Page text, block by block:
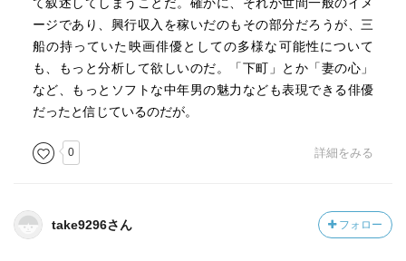
ージであり、興行収入を稼いだのもその部分だろうが、三
船の持っていた映画俳優としての多様な可能性について
も、もっと分析して欲しいのだ。「下町」とか「妻の心」
など、もっとソフトな中年男の魅力なども表現できる俳優
だったと信じているのだが。
0 詳細をみる
take9296さん フォロー